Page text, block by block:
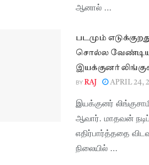
ஆனால் ...
படமும்
சொல்ல
இயக்குனர்
BY RAJ APRIL 24,
இயக்குனர்
ஆவார். மாதவன்
எதிர்பார்த்ததை
நிலையில் ...